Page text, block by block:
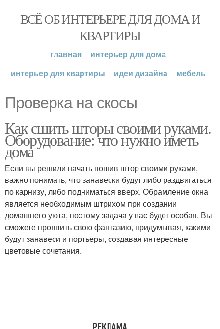
ВСЁ ОБ ИНТЕРЬЕРЕ ДЛЯ ДОМА И
КВАРТИРЫ
главная
интерьер для дома
интерьер для квартиры
идеи дизайна мебель
Проверка на скосы
Как сшить шторы своими руками.
Оборудование: что нужно иметь
дома
Если вы решили начать пошив штор своими руками,
важно понимать, что занавески будут либо раздвигаться
по карнизу, либо подниматься вверх. Обрамление окна
является необходимым штрихом при создании
домашнего уюта, поэтому задача у вас будет особая. Вы
сможете проявить свою фантазию, придумывая, какими
будут занавеси и портьеры, создавая интересные
цветовые сочетания.